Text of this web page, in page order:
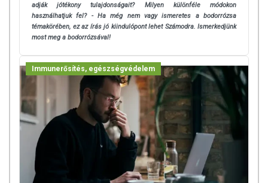
adják jótékony tulajdonságait? Milyen különféle módokon
használhatjuk fel? - Ha még nem vagy ismeretes a bodorrózsa
témakörében, ez az írás jó kiindulópont lehet Számodra. Ismerkedjünk
most meg a bodorrózsával!
Immunerősítés, egészségvédelem